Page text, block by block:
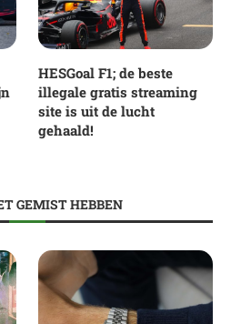
HESGoal F1; de beste
illegale gratis streaming
site is uit de lucht
gehaald!
GEMIST HEBBEN